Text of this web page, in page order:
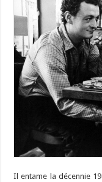
Il entame la décennie